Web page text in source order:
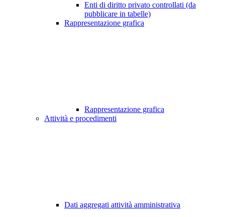
Enti di diritto privato controllati (da
pubblicare in tabelle)
Rappresentazione grafica
Rappresentazione grafica
Attività e procedimenti
Dati aggregati attività amministrativa